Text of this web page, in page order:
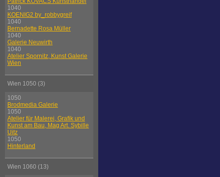
1040
KOENIG2 by_robbygreif
1040
Bernadette Rosa Müller
1040
Galerie Neuwirth
1040
Atelier Spornitz, Kunst Galerie
Wien
Wien 1050 (3)
1050
Brodmedia Galerie
1050
Atelier für Malerei, Grafik und
Kunst am Bau, Mag Art. Sybille
Uitz
1050
Hinterland
Wien 1060 (13)